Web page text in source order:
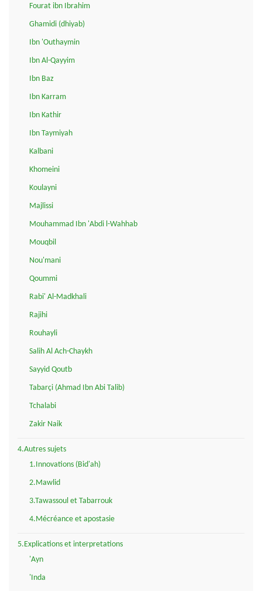
Fourat ibn Ibrahim
Ghamidi (dhiyab)
Ibn 'Outhaymin
Ibn Al-Qayyim
Ibn Baz
Ibn Karram
Ibn Kathir
Ibn Taymiyah
Kalbani
Khomeini
Koulayni
Majlissi
Mouhammad Ibn 'Abdi l-Wahhab
Mouqbil
Nou'mani
Qoummi
Rabi' Al-Madkhali
Rajihi
Rouhayli
Salih Al Ach-Chaykh
Sayyid Qoutb
Tabarçi (Ahmad Ibn Abi Talib)
Tchalabi
Zakir Naik
4.Autres sujets
1.Innovations (Bid'ah)
2.Mawlid
3.Tawassoul et Tabarrouk
4.Mécréance et apostasie
5.Explications et interpretations
'Ayn
'Inda